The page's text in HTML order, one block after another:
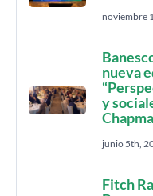
noviembre
nueva
y
junio 5th,
Fitch